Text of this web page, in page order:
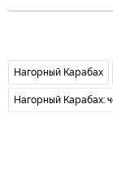
Нагорный Карабах
Нагорный Карабах: